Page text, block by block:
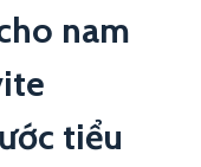
nam
tiểu